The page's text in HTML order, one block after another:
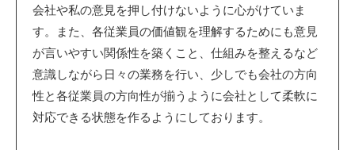
会社や私の意見を押し付けないように心がけていま
す。また、各従業員の価値観を理解するためにも意見
が言いやすい関係性を築くこと、仕組みを整えるなど
意識しながら日々の業務を行い、少しでも会社の方向
性と各従業員の方向性が揃うように会社として柔軟に
対応できる状態を作るようにしております。